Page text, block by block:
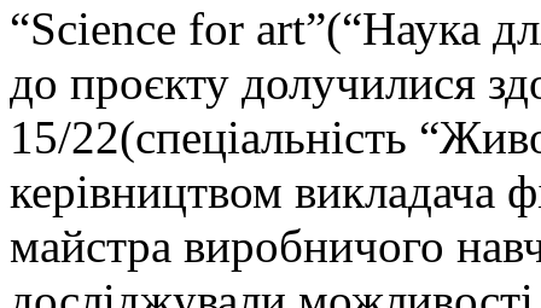
“Science for art”(“Наука
до проєкту долучилися
15/22(спеціальність
керівництвом викладача
майстра виробничого